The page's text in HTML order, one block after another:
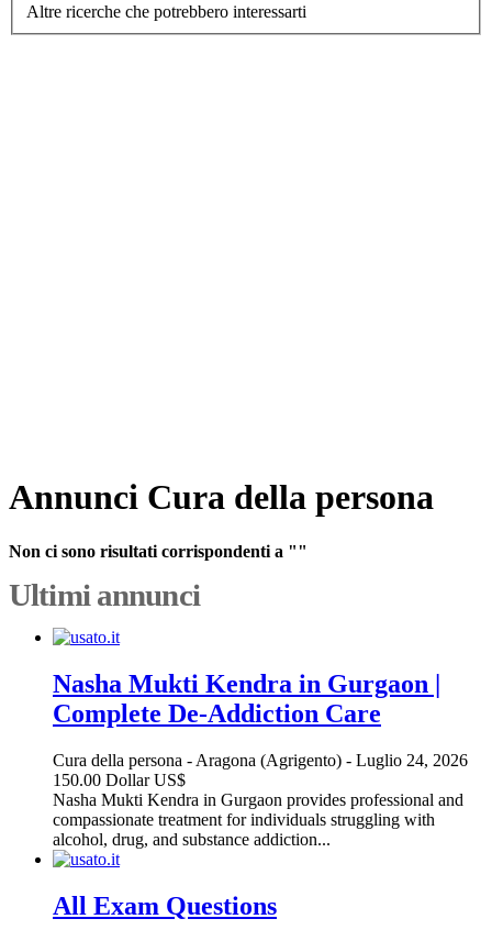
Altre ricerche che potrebbero interessarti
Annunci Cura della persona
Non ci sono risultati corrispondenti a ""
Ultimi annunci
Nasha Mukti Kendra in Gurgaon |
Complete De-Addiction Care
Cura della persona - Aragona (Agrigento) - Luglio 24, 2026
150.00 Dollar US$
Nasha Mukti Kendra in Gurgaon provides professional and
compassionate treatment for individuals struggling with
alcohol, drug, and substance addiction...
All Exam Questions